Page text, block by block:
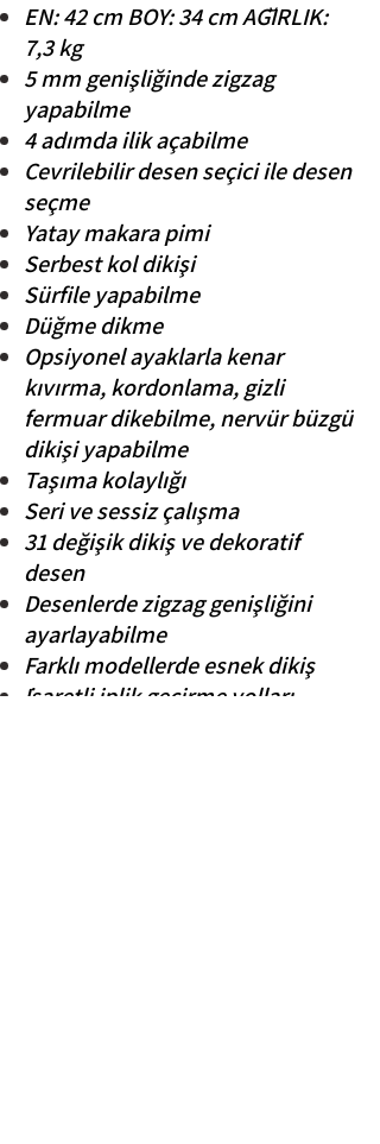
EN: 42 cm BOY: 34 cm AĞIRLIK:
7,3 kg
5 mm genişliğinde zigzag
yapabilme
4 adımda ilik açabilme
Çevrilebilir desen seçici ile desen
seçme
Yatay makara pimi
Serbest kol dikişi
Sürfile yapabilme
Düğme dikme
Opsiyonel ayaklarla kenar
kıvırma, kordonlama, gizli
fermuar dikebilme, nervür büzgü
dikişi yapabilme
Taşıma kolaylığı
Seri ve sessiz çalışma
31 değişik dikiş ve dekoratif
desen
Desenlerde zigzag genişliğini
ayarlayabilme
Farklı modellerde esnek dikiş
İşaretli iplik geçirme yolları